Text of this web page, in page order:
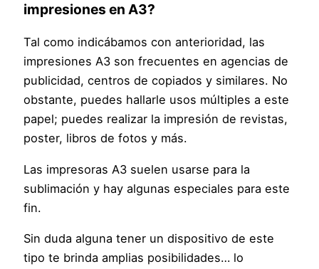
impresiones en A3?
Tal como indicábamos con anterioridad, las
impresiones A3 son frecuentes en agencias de
publicidad, centros de copiados y similares. No
obstante, puedes hallarle usos múltiples a este
papel; puedes realizar la impresión de revistas,
poster, libros de fotos y más.
Las impresoras A3 suelen usarse para la
sublimación y hay algunas especiales para este
fin.
Sin duda alguna tener un dispositivo de este
tipo te brinda amplias posibilidades… lo